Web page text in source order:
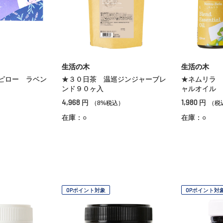
ロー ラベン
生活の木
★３０日茶 温巡ジンジャーブレ
ンド９０ヶ入
4,968 円 （8%税込）
在庫：○
生活の木
★ネムリラ
ャルオイル
1,980 円 （
在庫：○
OPポイント対象 OPポイント対